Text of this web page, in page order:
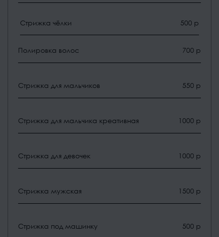
Стрижка чёлки 500 р
Полировка волос 700 р
Стрижка для мальчиков 550 р
Стрижка для мальчика креативная 1000 р
Стрижка для девочек 1000 р
Стрижка мужская 1500 р
Стрижка под машинку 500 р